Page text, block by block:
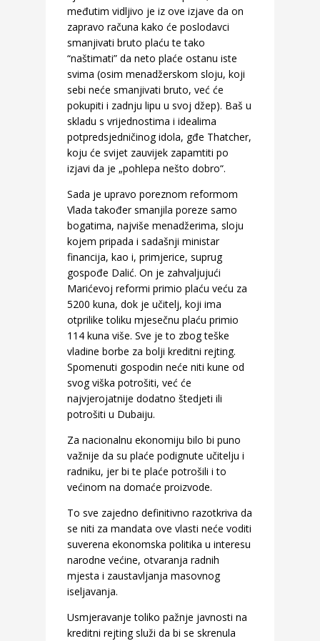
međutim vidljivo je iz ove izjave da on
zapravo računa kako će poslodavci
smanjivati bruto plaću te tako
“naštimati” da neto plaće ostanu iste
svima (osim menadžerskom sloju, koji
sebi neće smanjivati bruto, već će
pokupiti i zadnju lipu u svoj džep). Baš u
skladu s vrijednostima i idealima
potpredsjedničinog idola, gđe Thatcher,
koju će svijet zauvijek zapamtiti po
izjavi da je „pohlepa nešto dobro“.
Sada je upravo poreznom reformom
Vlada također smanjila poreze samo
bogatima, najviše menadžerima, sloju
kojem pripada i sadašnji ministar
financija, kao i, primjerice, suprug
gospođe Dalić. On je zahvaljujući
Marićevoj reformi primio plaću veću za
5200 kuna, dok je učitelj, koji ima
otprilike toliku mjesečnu plaću primio
114 kuna više. Sve je to zbog teške
vladine borbe za bolji kreditni rejting.
Spomenuti gospodin neće niti kune od
svog viška potrošiti, već će
najvjerojatnije dodatno štedjeti ili
potrošiti u Dubaiju.
Za nacionalnu ekonomiju bilo bi puno
važnije da su plaće podignute učitelju i
radniku, jer bi te plaće potrošili i to
većinom na domaće proizvode.
To sve zajedno definitivno razotkriva da
se niti za mandata ove vlasti neće voditi
suverena ekonomska politika u interesu
narodne većine, otvaranja radnih
mjesta i zaustavljanja masovnog
iseljavanja.
Usmjeravanje toliko pažnje javnosti na
kreditni rejting služi da bi se skrenula